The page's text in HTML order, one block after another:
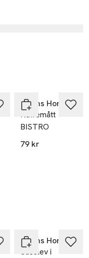
Åhléns Home
Kaffemått
BISTRO
79 kr
Åhléns Home
Såsslev i